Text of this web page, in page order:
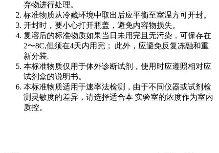
弃物进行处理。
标准物质从冷藏环境中取出后应平衡至室温方可开封。
开封时，要小心打开瓶盖，避免内容物损失。
复溶后的标准物质如果当日未用完且无污染，可保存在
2〜8C,但须在4天内用完； 此外，应避免反复冻融和重
新分装.
本标准物质仅用于体外诊断试剂，使用时应遵照相对应
试剂盒的说明书。
本标准物质适用于速率法检测，由于不同仪器或试剂检
测灵敏度的差异，请选择适合本 实验室的浓度作为室内
质控。